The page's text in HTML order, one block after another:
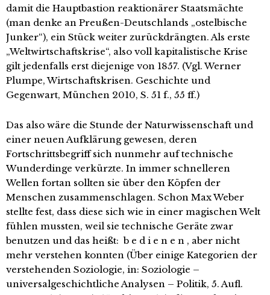
damit die Hauptbastion reaktionärer Staatsmächte
(man denke an Preußen-Deutschlands „ostelbische
Junker“), ein Stück weiter zurückdrängten. Als erste
„Weltwirtschaftskrise“, also voll kapitalistische Krise
gilt jedenfalls erst diejenige von 1857. (Vgl. Werner
Plumpe, Wirtschaftskrisen. Geschichte und
Gegenwart, München 2010, S. 51 f., 55 ff.)
Das also wäre die Stunde der Naturwissenschaft und
einer neuen Aufklärung gewesen, deren
Fortschrittsbegriff sich nunmehr auf technische
Wunderdinge verkürzte. In immer schnelleren
Wellen fortan sollten sie über den Köpfen der
Menschen zusammenschlagen. Schon Max Weber
stellte fest, dass diese sich wie in einer magischen Welt
fühlen mussten, weil sie technische Geräte zwar
benutzen und das heißt: b e d i e n e n , aber nicht
mehr verstehen konnten (Über einige Kategorien der
verstehenden Soziologie, in: Soziologie –
universalgeschichtliche Analysen – Politik, 5. Aufl.